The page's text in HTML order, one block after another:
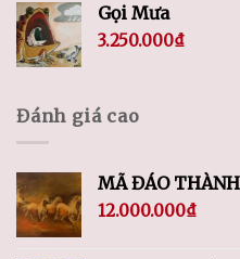
Gọi Mưa
3.250.000₫
Đánh giá cao
MÃ ĐÁO THÀNH
12.000.000₫